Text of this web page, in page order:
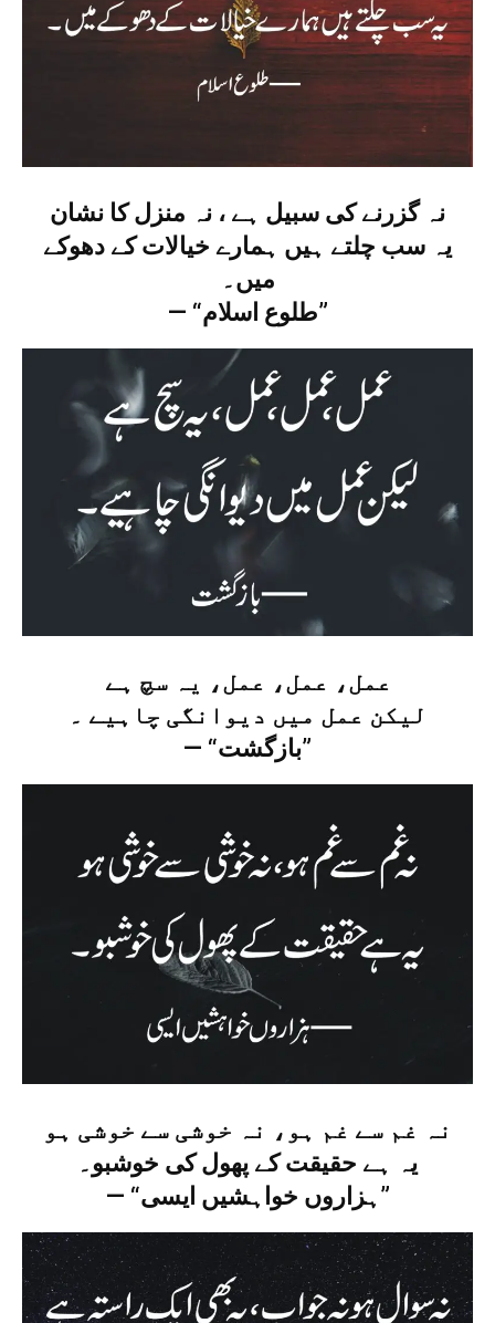
نہ گزرنے کی سبیل ہے ، نہ منزل کا نشان
یہ سب چلتے ہیں ہمارے خیالات کے دھوکے
میں۔
— “طلوع اسلام”
عمل، عمل، عمل، یہ سچ ہے
لیکن عمل میں دیوانگی چاہیے ۔
— “بازگشت”
نہ غم سے غم ہو، نہ خوشی سے خوشی ہو
یہ ہے حقیقت کے پھول کی خوشبو۔
— “ہزاروں خواہشیں ایسی”